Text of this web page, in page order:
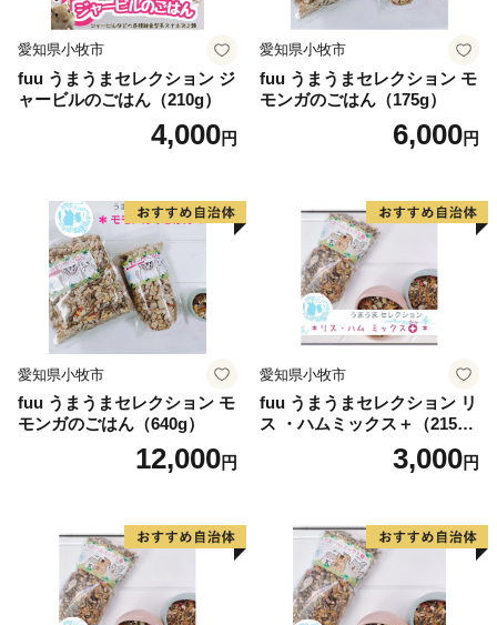
愛知県小牧市
fuu うまうまセレクション ジ
ャービルのごはん（210g）
4,000円
愛知県小牧市
fuu うまうまセレクション モ
モンガのごはん（175g）
6,000円
愛知県小牧市
fuu うまうまセレクション モ
モンガのごはん（640g）
12,000円
愛知県小牧市
fuu うまうまセレクション リ
ス ・ハムミックス＋（215
3,000円